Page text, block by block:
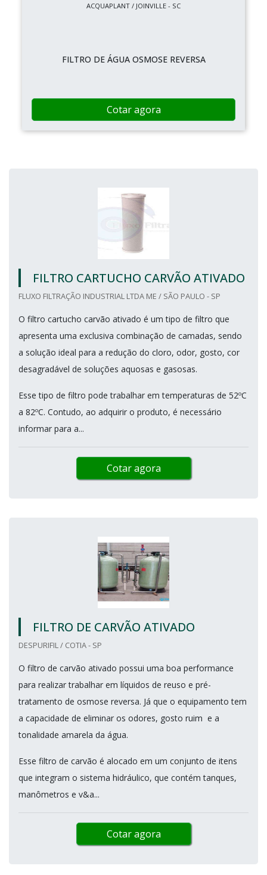
ACQUAPLANT / JOINVILLE - SC
FILTRO DE ÁGUA OSMOSE REVERSA
Cotar agora
FILTRO CARTUCHO CARVÃO ATIVADO
FLUXO FILTRAÇÃO INDUSTRIAL LTDA ME / SÃO PAULO - SP
O filtro cartucho carvão ativado é um tipo de filtro que
apresenta uma exclusiva combinação de camadas, sendo
a solução ideal para a redução do cloro, odor, gosto, cor
desagradável de soluções aquosas e gasosas.
Esse tipo de filtro pode trabalhar em temperaturas de 52ºC
a 82ºC. Contudo, ao adquirir o produto, é necessário
informar para a...
Cotar agora
FILTRO DE CARVÃO ATIVADO
DESPURIFIL / COTIA - SP
O filtro de carvão ativado possui uma boa performance
para realizar trabalhar em líquidos de reuso e pré-
tratamento de osmose reversa. Já que o equipamento tem
a capacidade de eliminar os odores, gosto ruim e a
tonalidade amarela da água.
Esse filtro de carvão é alocado em um conjunto de itens
que integram o sistema hidráulico, que contém tanques,
manômetros e v&a...
Cotar agora